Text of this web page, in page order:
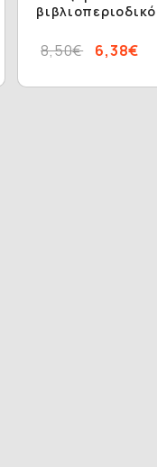
βιβλιοπεριοδικό
πολιτισμικής
αυτοσυνειδησίας
6,38€
8,50€